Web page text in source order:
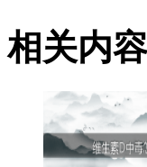
相关内容